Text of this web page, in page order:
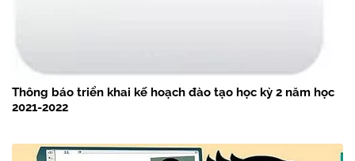
Thông báo triển khai kế hoạch đào tạo học kỳ 2 năm học
2021-2022